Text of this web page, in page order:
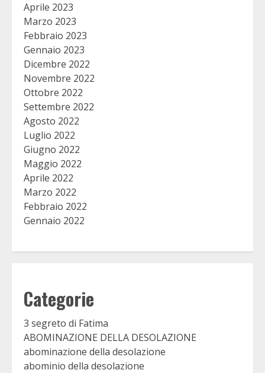
Aprile 2023
Marzo 2023
Febbraio 2023
Gennaio 2023
Dicembre 2022
Novembre 2022
Ottobre 2022
Settembre 2022
Agosto 2022
Luglio 2022
Giugno 2022
Maggio 2022
Aprile 2022
Marzo 2022
Febbraio 2022
Gennaio 2022
Categorie
3 segreto di Fatima
ABOMINAZIONE DELLA DESOLAZIONE
abominazione della desolazione
abominio della desolazione